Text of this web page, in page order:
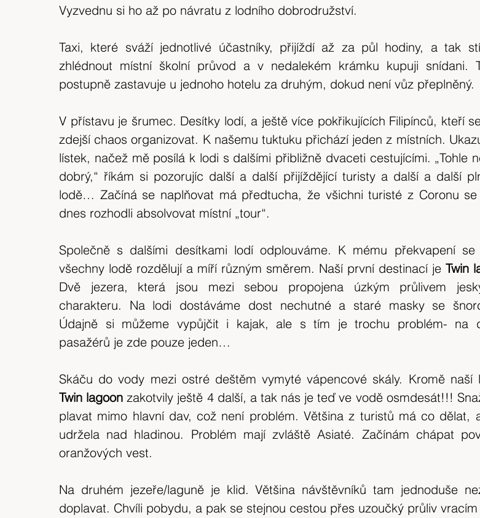
Vyzvednu si ho až po návratu z lodního dobrodružství.
Taxi, které sváží jednotlivé účastníky, přijíždí až za půl hodiny, a tak
zhlédnout místní školní průvod a v nedalekém krámku kupuji snídani.
postupně zastavuje u jednoho hotelu za druhým, dokud není vůz přeplněný.
V přístavu je šrumec. Desítky lodí, a ještě více pokřikujících Filipínců, kteří
zdejší chaos organizovat. K našemu tuktuku přichází jeden z místních.
lístek, načež mě posílá k lodi s dalšími přibližně dvaceti cestujícími. „Tohle
dobrý,“ říkám si pozorujíc další a další přijíždějící turisty a další a další
lodě… Začíná se naplňovat má předtucha, že všichni turisté z Coronu
dnes rozhodli absolvovat místní „tour“.
Společně s dalšími desítkami lodí odplouváme. K mému překvapení se
všechny lodě rozdělují a míří různým směrem. Naší první destinací je Twin
Dvě jezera, která jsou mezi sebou propojena úzkým průlivem
charakteru. Na lodi dostáváme dost nechutné a staré masky se
Údajně si můžeme vypůjčit i kajak, ale s tím je trochu problém- na
pasažérů je zde pouze jeden…
Twin lagoon zakotvily ještě 4 další, a tak nás je teď ve vodě osmdesát!!!
plavat mimo hlavní dav, což není problém. Většina z turistů má co dělat,
udržela nad hladinou. Problém mají zvláště Asiaté. Začínám chápat
oranžových vest.
Na druhém jezeře/laguně je klid. Většina návštěvníků tam jednoduše
doplavat. Chvíli pobydu, a pak se stejnou cestou přes uzoučký průliv